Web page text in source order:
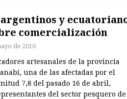
argentinos y
comercialización
de 2016
artesanales de la provincia
una de las afectadas por el
7,8 del pasado 16 de abril,
del sector pesquero de